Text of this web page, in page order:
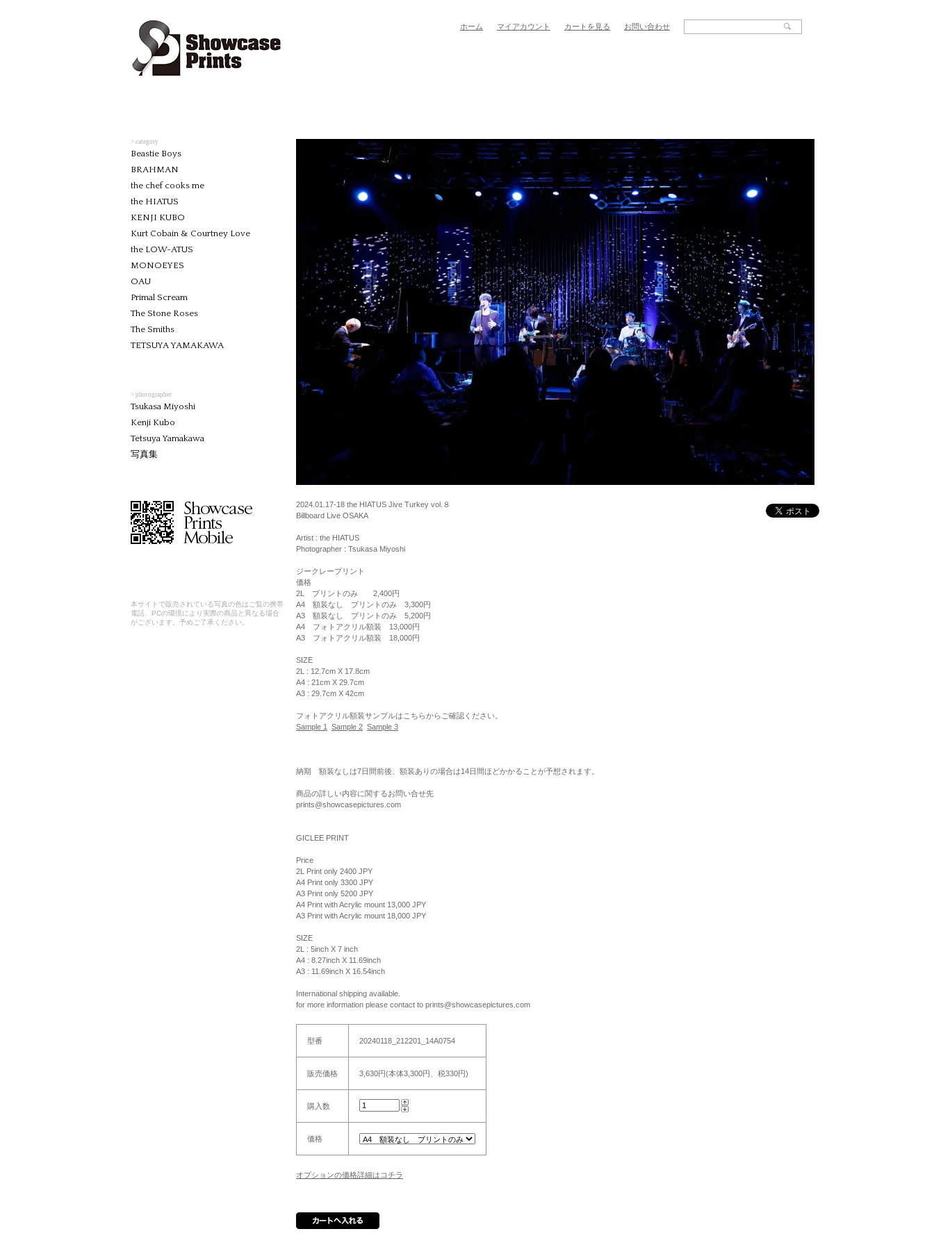
ホーム マイアカウント カートを見る お問い合わせ
> category
Beastie Boys
BRAHMAN
the chef cooks me
the HIATUS
KENJI KUBO
Kurt Cobain & Courtney Love
the LOW-ATUS
MONOEYES
OAU
Primal Scream
The Stone Roses
The Smiths
TETSUYA YAMAKAWA
> photographer
Tsukasa Miyoshi
Kenji Kubo
Tetsuya Yamakawa
写真集
本サイトで販売されている写真の色はご覧の携帯
電話、PCの環境により実際の商品と異なる場合
がございます。予めご了承ください。
2024.01.17-18 the HIATUS Jive Turkey vol.８
Billboard Live OSAKA
Artist : the HIATUS
Photographer : Tsukasa Miyoshi
ジークレープリント
価格
2L プリントのみ 2,400円
A4 額装なし プリントのみ 3,300円
A3 額装なし プリントのみ 5,200円
A4 フォトアクリル額装 13,000円
A3 フォトアクリル額装 18,000円
SIZE
2L : 12.7cm X 17.8cm
A4 : 21cm X 29.7cm
A3 : 29.7cm X 42cm
フォトアクリル額装サンプルはこちらからご確認ください。
Sample 1
Sample 2 Sample 3
納期 額装なしは7日間前後、額装ありの場合は14日間ほどかかることが予想されます。
商品の詳しい内容に関するお問い合せ先
prints@showcasepictures.com
GICLEE PRINT
Price
2L Print only 2400 JPY
A4 Print only 3300 JPY
A3 Print only 5200 JPY
A4 Print with Acrylic mount 13,000 JPY
A3 Print with Acrylic mount 18,000 JPY
SIZE
2L : 5inch X 7 inch
A4 : 8.27inch X 11.69inch
A3 : 11.69inch X 16.54inch
International shipping available.
for more information please contact to prints@showcasepictures.com
型番 20240118_212201_14A0754
販売価格 3,630円(本体3,300円、税330円)
購入数
価格
オプションの価格詳細はコチラ